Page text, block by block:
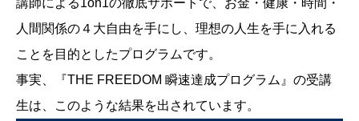
講師による1on1の徹底サポートで、お金・健康・時間・
人間関係の４大自由を手にし、理想の人生を手に入れる
ことを目的としたプログラムです。
事実、『THE FREEDOM 瞬速達成プログラム』の受講
生は、このような結果を出されています。